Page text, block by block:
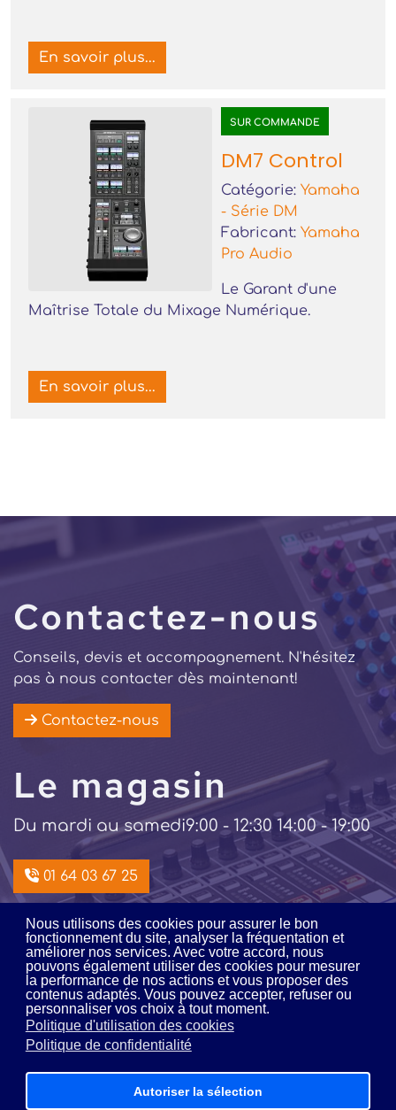
Nous utilisons des cookies pour assurer le bon
fonctionnement du site, analyser la fréquentation et
améliorer nos services. Avec votre accord, nous
pouvons également utiliser des cookies pour mesurer
la performance de nos actions et vous proposer des
contenus adaptés. Vous pouvez accepter, refuser ou
personnaliser vos choix à tout moment.
Politique d'utilisation des cookies
Politique de confidentialité
Autoriser la sélection
En savoir plus...
SUR COMMANDE
DM7 Control
Catégorie: Yamaha
- Série DM
Fabricant: Yamaha
Pro Audio
Le Garant d'une
Maîtrise Totale du Mixage Numérique.
En savoir plus...
Contactez-nous
Conseils, devis et accompagnement. N'hésitez
pas à nous contacter dès maintenant!
Contactez-nous
Le magasin
Du mardi au samedi9:00 - 12:30 14:00 - 19:00
01 64 03 67 25
Intégration /
location
Du lundi au vendredi9:00 - 12:00 14:00 - 18:00
01 64 03 16 16